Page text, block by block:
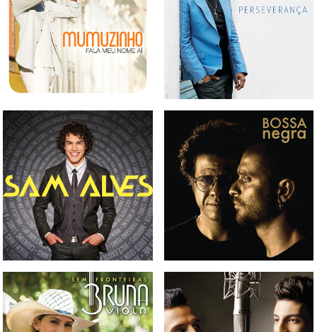
CD MUMUZINHO - FALA
MEU NOME AÍ
CD XANDES DE PILARES -
PERSEVERANÇA
CD SAM ALVES
CD DIOGO NOGUEIRA +
HAMILTON DE HOLANDA -
BOSSA NEGRA